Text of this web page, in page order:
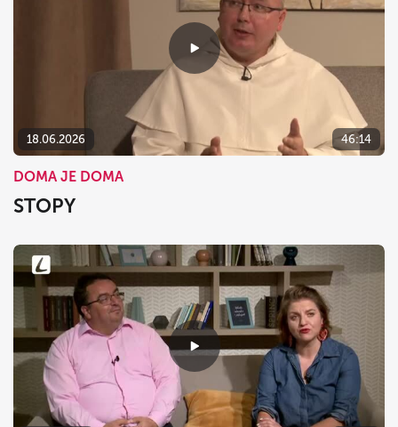
18.06.2026 46:14
DOMA JE DOMA
STOPY